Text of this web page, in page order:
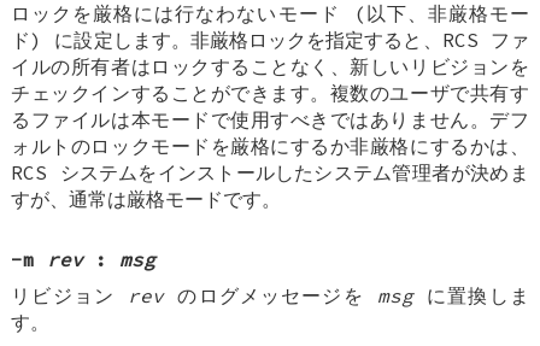
ロックを厳格には行なわないモード (以下、非厳格モー
ド) に設定します。非厳格ロックを指定すると、RCS ファ
イルの所有者はロックすることなく、新しいリビジョンを
チェックインすることができます。複数のユーザで共有す
るファイルは本モードで使用すべきではありません。デフ
ォルトのロックモードを厳格にするか非厳格にするかは、
RCS システムをインストールしたシステム管理者が決めま
すが、通常は厳格モードです。
-m rev :
msg
リビジョン revのログメッセージを msgに置換しま
す。